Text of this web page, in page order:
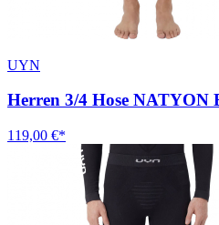
UYN
Herren 3/4 Hose
119,00 €*